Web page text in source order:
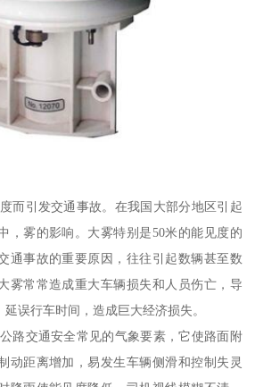
而引发交通事故。在我国大部分地区引起
，雾的影响。大雾特别是50米的能见度的
通事故的重要原因，往往引起数辆甚至数
雾常常造成重大车辆损失和人员伤亡，导
误行车时间，造成巨大经济损失。
路交通安全常见的气象要素，它使路面附
动距离增加，易发生车辆侧滑和控制失灵